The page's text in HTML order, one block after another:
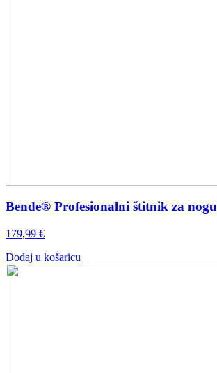
Bende® Profesionalni štitnik za nogu
179,99 €
Dodaj u košaricu